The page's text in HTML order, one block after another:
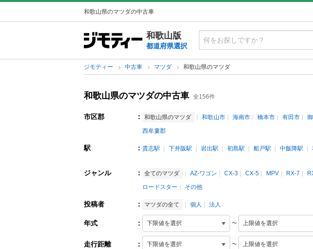
和歌山県のマツダの中古車
和歌山版
都道府県選択
ジモティー 中古車 マツダ 和歌山県のマツダ
和歌山県のマツダの中古車 全156件
市区郡 ： 和歌山県のマツダ 和歌山市 海南市 橋本市 有田市
西牟婁郡
駅 ： 貴志駅 下井阪駅 岩出駅 初島駅 船戸駅 中飯降駅
ジャンル ： 全てのマツダ AZ-ワゴン CX-3 CX-5 MPV RX-7
ロードスター
その他
投稿者 ： マツダの全て 個人 法人
年式 ： ~
走行距離 ： ~